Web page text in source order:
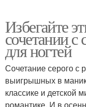
Избегайте
сочетании
для ногтей
Сочетание серого с
выигрышных в
классике и детской
романтике. И в